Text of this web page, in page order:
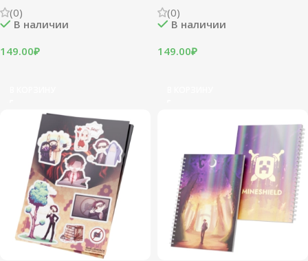
(0)
В наличии
149.00₽
(0)
В наличии
149.00₽